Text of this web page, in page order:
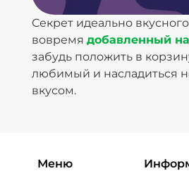
Секрет идеально
вовремя добавленный
забудь положить в
любимый и насладиться
вкусом.
Меню